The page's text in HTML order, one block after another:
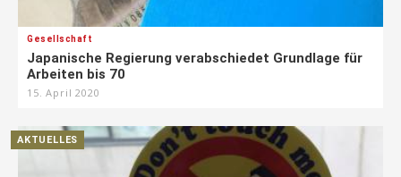
Gesellschaft
Japanische Regierung verabschiedet Grundlage für
Arbeiten bis 70
15. April 2020
AKTUELLES